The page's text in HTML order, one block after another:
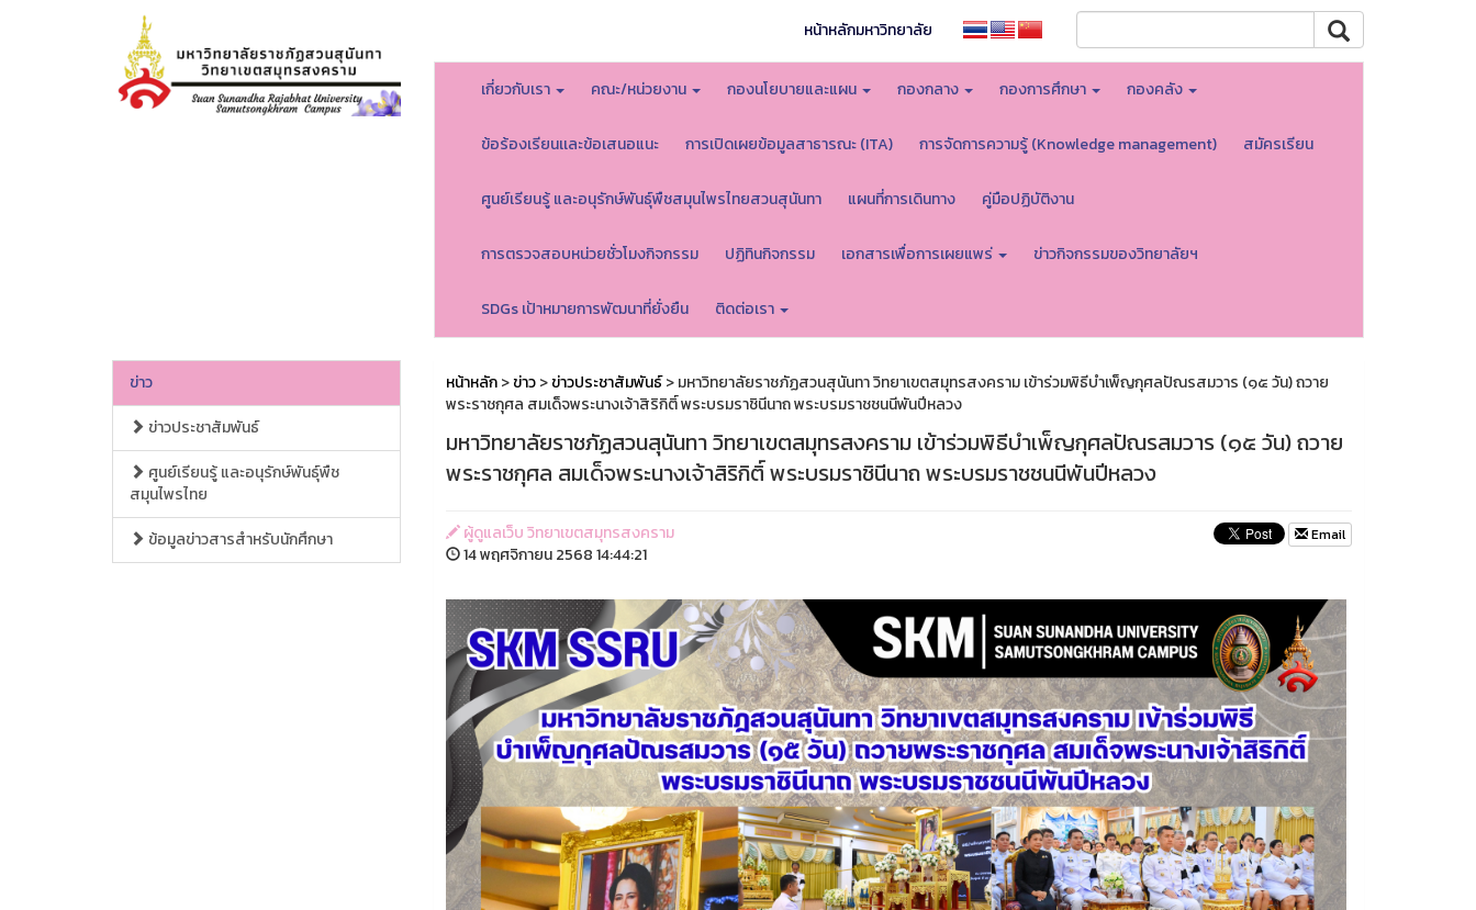
หน้าหลักมหาวิทยาลัย
เกี่ยวกับเรา คณะ/หน่วยงาน กองนโยบายและแผน กองกลาง กองการศึกษา กองคลัง
ข้อร้องเรียนเเละข้อเสนอแนะ การเปิดเผยข้อมูลสาธารณะ (ITA) การจัดการความรู้ (Knowledge management) สมัครเรียน
ศูนย์เรียนรู้ และอนุรักษ์พันธุ์พืชสมุนไพรไทยสวนสุนันทา แผนที่การเดินทาง คู่มือปฏิบัติงาน
การตรวจสอบหน่วยชั่วโมงกิจกรรม ปฏิทินกิจกรรม เอกสารเพื่อการเผยแพร่ ข่าวกิจกรรมของวิทยาลัยฯ
SDGs เป้าหมายการพัฒนาที่ยั่งยืน ติดต่อเรา
ข่าว
ข่าวประชาสัมพันธ์
ศูนย์เรียนรู้ และอนุรักษ์พันธุ์พืช
สมุนไพรไทย
ข้อมูลข่าวสารสำหรับนักศึกษา
หน้าหลัก>ข่าว>ข่าวประชาสัมพันธ์> มหาวิทยาลัยราชภัฏสวนสุนันทา วิทยาเขตสมุทรสงคราม เข้าร่วมพิธีบำเพ็ญกุศลปัณรสมวาร (๑๕ วัน) ถวาย
พระราชกุศล สมเด็จพระนางเจ้าสิริกิติ์ พระบรมราชินีนาถ พระบรมราชชนนีพันปีหลวง
มหาวิทยาลัยราชภัฏสวนสุนันทา วิทยาเขตสมุทรสงคราม เข้าร่วมพิธีบำเพ็ญกุศลปัณรสมวาร (๑๕ วัน) ถวาย
พระราชกุศล สมเด็จพระนางเจ้าสิริกิติ์ พระบรมราชินีนาถ พระบรมราชชนนีพันปีหลวง
ผู้ดูแลเว็บ วิทยาเขตสมุทรสงคราม
14 พฤศจิกายน 2568 14:44:21
Email